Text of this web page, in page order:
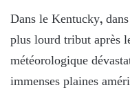
Dans le Kentucky,
plus lourd tribut après
météorologique
immenses plaines